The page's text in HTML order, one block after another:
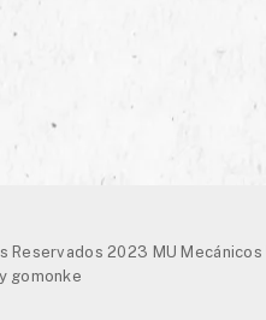
Reservados 2023 MU Mecánicos
gomonke